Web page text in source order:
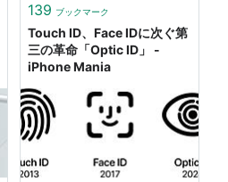
139 ブックマーク
Touch ID、Face IDに次ぐ第
三の革命「Optic ID」 -
iPhone Mania